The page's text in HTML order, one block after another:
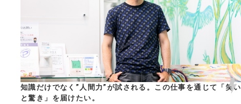
知識だけでなく”人間力”が試される。この仕事を通じて「笑い
と驚き」を届けたい。